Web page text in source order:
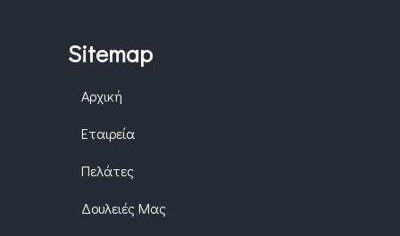
Sitemap
Αρχική
Εταιρεία
Πελάτες
Δουλειές Μας